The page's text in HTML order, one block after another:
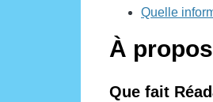
Quelle
À
Que fait